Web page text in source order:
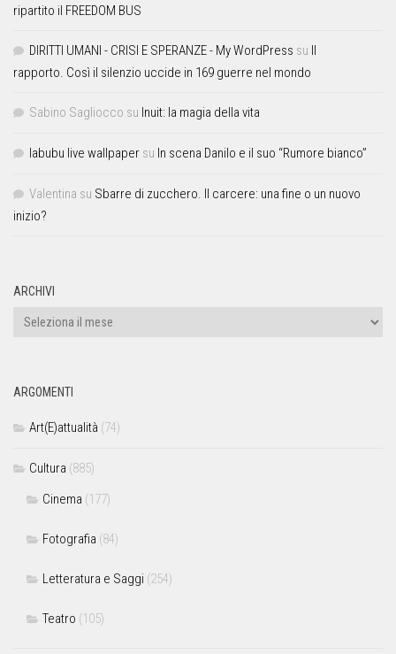
ripartito il FREEDOM BUS
DIRITTI UMANI - CRISI E SPERANZE - My WordPress su Il
rapporto. Così il silenzio uccide in 169 guerre nel mondo
Sabino Sagliocco su Inuit: la magia della vita
labubu live wallpaper su In scena Danilo e il suo “Rumore bianco”
Valentina su Sbarre di zucchero. Il carcere: una fine o un nuovo
inizio?
ARCHIVI
ARGOMENTI
Art(E)attualità (74)
Cultura (885)
Cinema (177)
Fotografia (84)
Letteratura e Saggi (254)
Teatro (105)